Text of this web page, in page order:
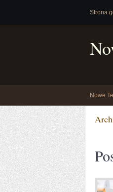
Strona
Nowe